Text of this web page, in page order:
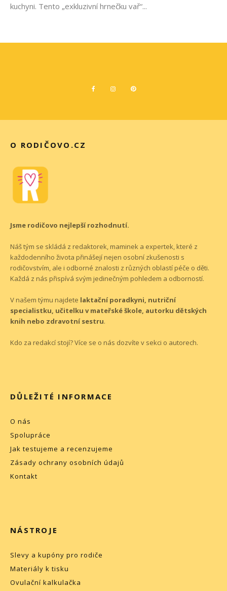
kuchyni. Tento „exkluzivní hrnečku vař“...
O RODIČOVO.CZ
Jsme rodičovo nejlepší rozhodnutí.
Náš tým se skládá z redaktorek, maminek a expertek, které z
každodenního života přinášejí nejen osobní zkušenosti s
rodičovstvím, ale i odborné znalosti z různých oblastí péče o děti.
Každá z nás přispívá svým jedinečným pohledem a odborností.
V našem týmu najdete laktační poradkyni, nutriční
specialistku, učitelku v mateřské škole, autorku dětských
knih nebo zdravotní sestru.
Kdo za redakcí stojí? Více se o nás dozvíte v sekci o autorech.
DŮLEŽITÉ INFORMACE
O nás
Spolupráce
Jak testujeme a recenzujeme
Zásady ochrany osobních údajů
Kontakt
NÁSTROJE
Slevy a kupóny pro rodiče
Materiály k tisku
Ovulační kalkulačka